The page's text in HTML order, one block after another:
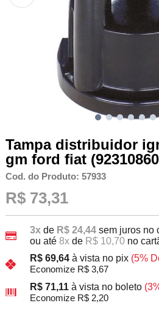
Tampa distribuidor
gm ford fiat
Cod. do Produto: 57933
R$ 73,31
3xde R$ 24,44 sem juros no
ou até 8xde R$ 10,70no
R$ 69,64 à vista no pix (5%
Economize R$ 3,67
R$ 71,11 à vista no boleto
Economize R$ 2,20